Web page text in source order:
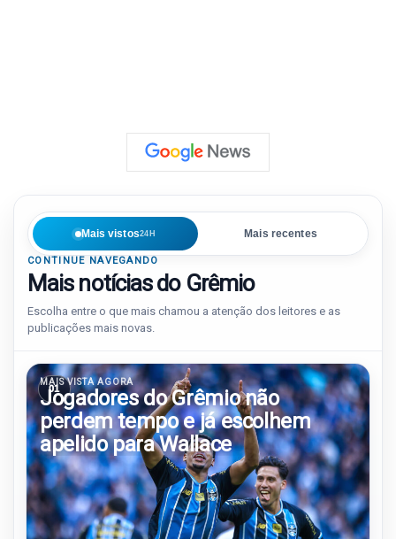
Mais vistos24H Mais recentes
CONTINUE NAVEGANDO
Mais notícias do Grêmio
Escolha entre o que mais chamou a atenção dos leitores e as
publicações mais novas.
01
MAIS VISTA AGORA
Jogadores do Grêmio não
perdem tempo e já escolhem
apelido para Wallace